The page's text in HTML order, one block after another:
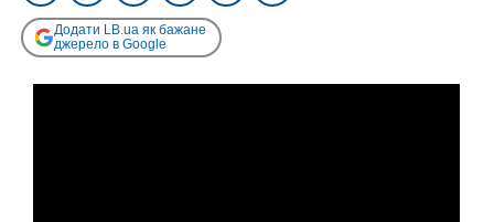
Додати LB.ua як бажане
джерело в Google